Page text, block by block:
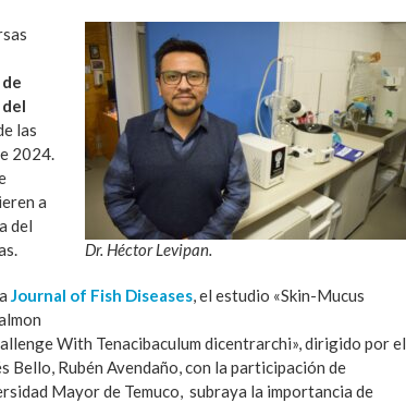
Dr. Héctor Levipan.
las
2024.
a
del
Journal of Fish Diseases, el estudio «Skin-Mucus
With Tenacibaculum dicentrarchi», dirigido por el
Bello, Rubén Avendaño, con la participación de
Mayor de Temuco, subraya la importancia de